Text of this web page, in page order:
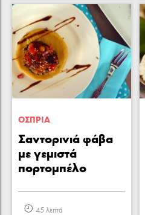
ΟΣΠΡΙΑ
Σαντορινιά φάβα
με γεμιστά
πορτομπέλο
45 λεπτά